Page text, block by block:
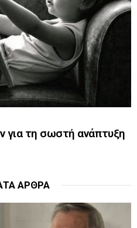
για τη σωστή ανάπτυξη
ΆΡΘΡΑ